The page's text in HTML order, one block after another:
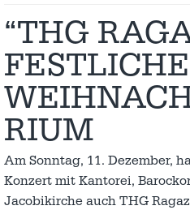
“THG
RIUM
Am Sonntag, 11. Dezember,
Konzert mit Kantorei,
Jacobikirche auch THG